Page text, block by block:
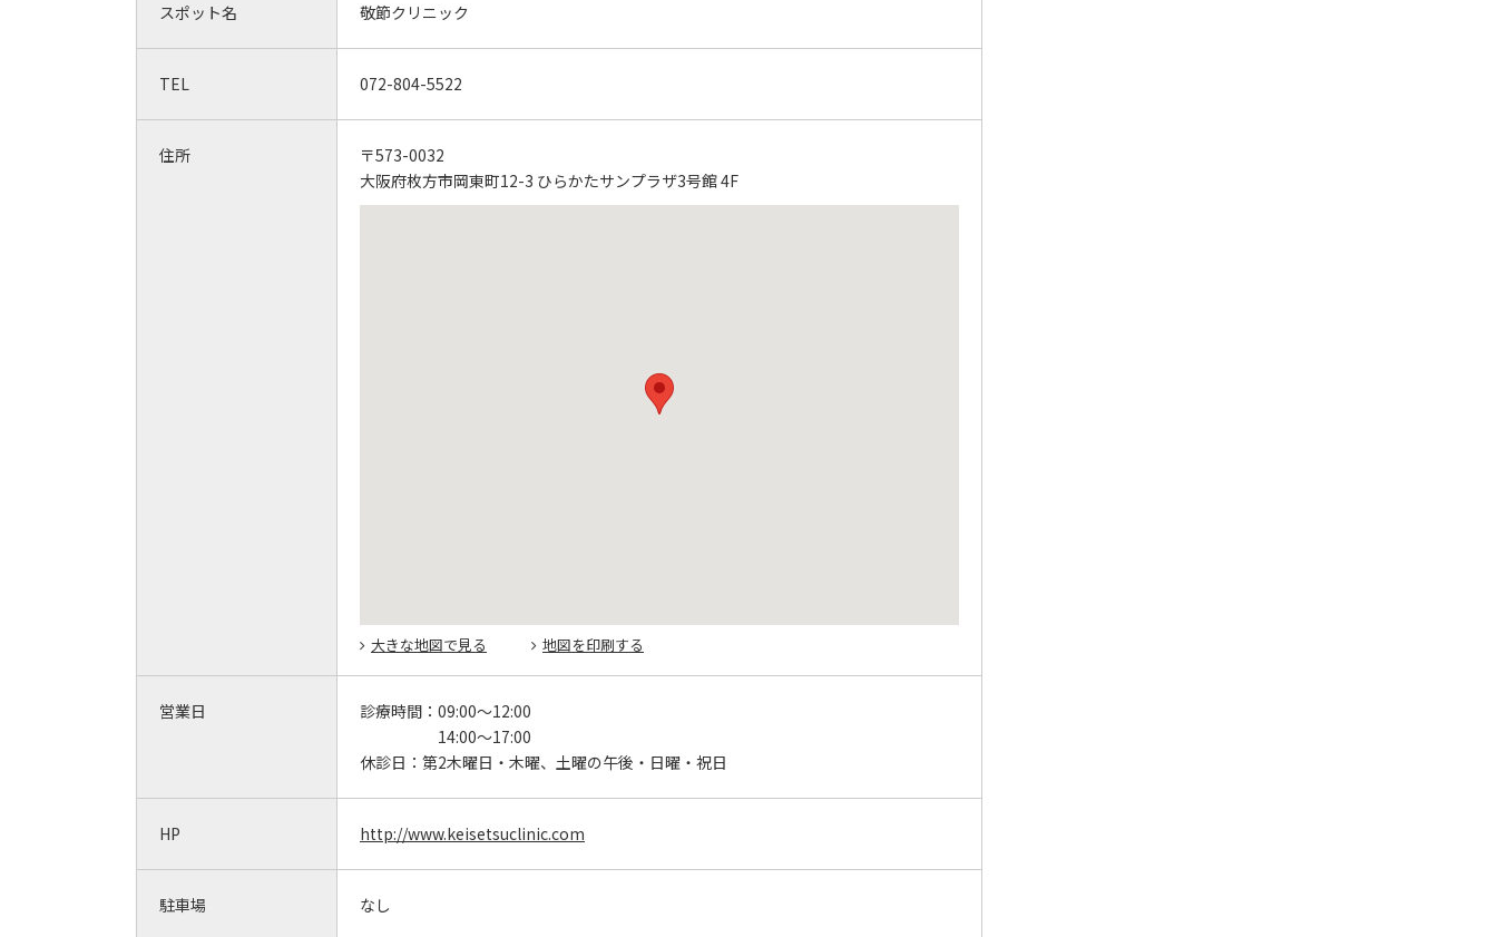
スポット名 敬節クリニック
TEL 072-804-5522
住所
〒573-0032
大阪府枚方市岡東町12-3 ひらかたサンプラザ3号館 4F
大きな地図で見る 地図を印刷する
営業日 診療時間： 09:00～12:00
14:00～17:00
休診日： 第2木曜日・木曜、土曜の午後・日曜・祝日
HP http://www.keisetsuclinic.com
駐車場 なし